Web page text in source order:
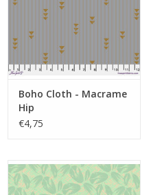
Boho Cloth - Macrame
Hip
€4,75